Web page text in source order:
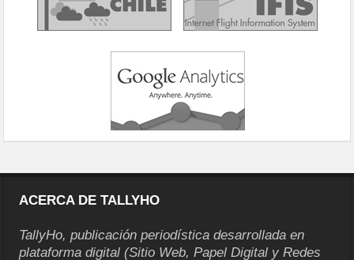
ACERCA DE TALLYHO
TallyHo, publicación periodística desarrollada en
plataforma digital (Sitio Web, Papel Digital y Redes